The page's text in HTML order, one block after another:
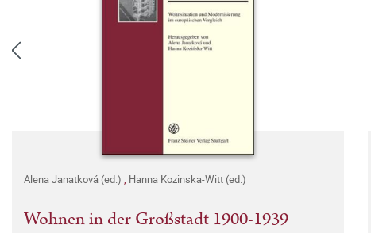
Alena Janatková (ed.) Hanna Kozinska-Witt (ed.)
Wohnen in der Großstadt 1900-1939